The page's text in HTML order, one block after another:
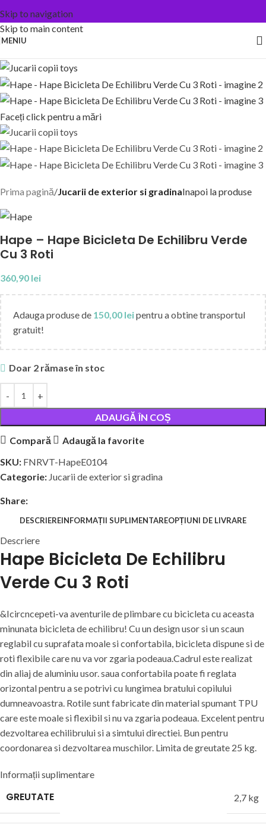
Skip to navigation
Skip to main content
MENIU
Faceți click pentru a mări
Prima pagină Jucarii de exterior si gradinaInapoi la produse
Hape – Hape Bicicleta De Echilibru Verde
Cu 3 Roti
360,90 lei
Adauga produse de 150,00 leipentru a obtine transportul
gratuit!
Doar 2 rămase în stoc
ADAUGĂ ÎN COȘ
Compară
Adaugă la favorite
SKU: FNRVT-HapeE0104
Categorie: Jucarii de exterior si gradina
Share:
DESCRIEREINFORMAȚII SUPLIMENTAREOPȚIUNI DE LIVRARE
Descriere
Hape Bicicleta De Echilibru
Verde Cu 3 Roti
&Icircncepeti-va aventurile de plimbare cu bicicleta cu aceasta
minunata bicicleta de echilibru! Cu un design usor si un scaun
reglabil cu suprafata moale si confortabila, bicicleta dispune si de
roti flexibile care nu va vor zgaria podeaua.Cadrul este realizat
din aliaj de aluminiu usor. saua confortabila poate fi reglata
orizontal pentru a se potrivi cu lungimea bratului copilului
dumneavoastra. Rotile sunt fabricate din material spumant TPU
care este moale si flexibil si nu va zgaria podeaua. Excelent pentru
dezvoltarea echilibrului si a simtului directiei. Bun pentru
coordonarea si dezvoltarea muschilor. Limita de greutate 25 kg.
Informații suplimentare
GREUTATE 2,7 kg